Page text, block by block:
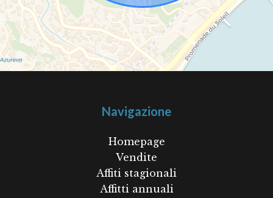
Navigazione
Homepage
Vendite
Affiti stagionali
Affitti annuali